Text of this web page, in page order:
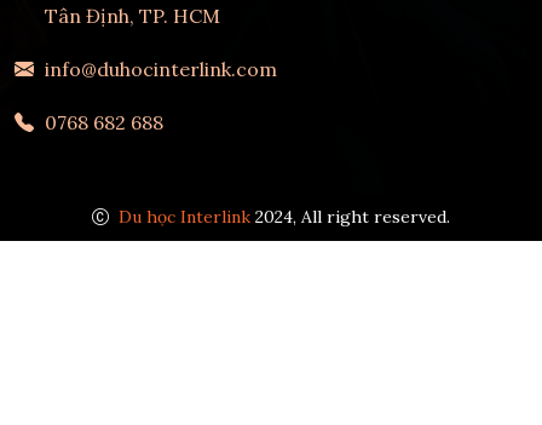
Tân Định, TP. HCM
info@duhocinterlink.com
0768 682 688
Du học Interlink 2024, All right reserved.